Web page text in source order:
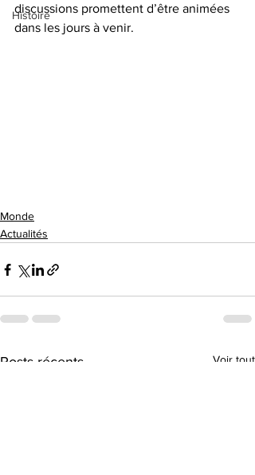
Histoire
discussions promettent d’être animées
dans les jours à venir.
Monde
Actualités
Posts récents Voir tout